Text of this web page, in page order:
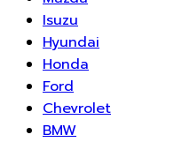
Isuzu
Hyundai
Honda
Ford
Chevrolet
BMW